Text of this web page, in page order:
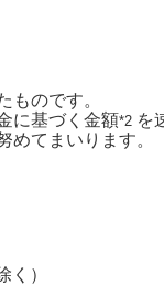
ものです。
に基づく金額*2 を
てまいります。
）